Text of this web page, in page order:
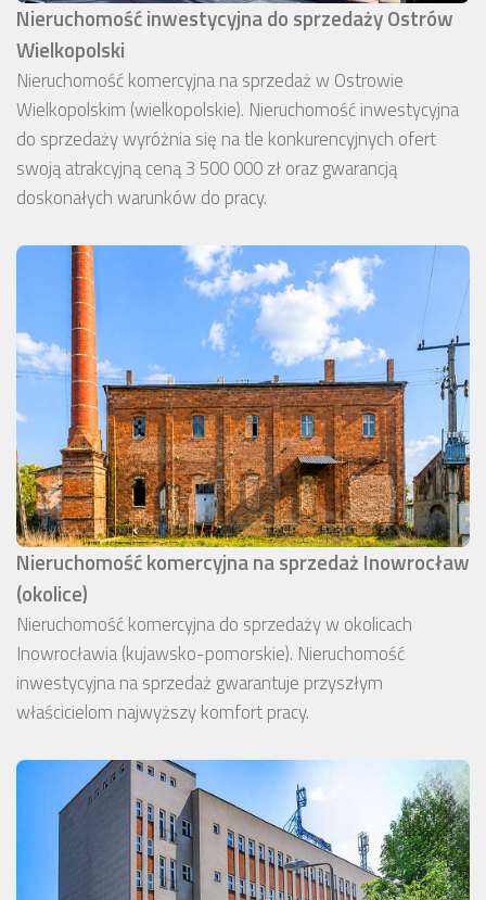
Nieruchomość inwestycyjna do sprzedaży Ostrów
Wielkopolski
Nieruchomość komercyjna na sprzedaż w Ostrowie
Wielkopolskim (wielkopolskie). Nieruchomość inwestycyjna
do sprzedaży wyróżnia się na tle konkurencyjnych ofert
swoją atrakcyjną ceną 3 500 000 zł oraz gwarancją
doskonałych warunków do pracy.
Nieruchomość komercyjna na sprzedaż Inowrocław
(okolice)
Nieruchomość komercyjna do sprzedaży w okolicach
Inowrocławia (kujawsko-pomorskie). Nieruchomość
inwestycyjna na sprzedaż gwarantuje przyszłym
właścicielom najwyższy komfort pracy.